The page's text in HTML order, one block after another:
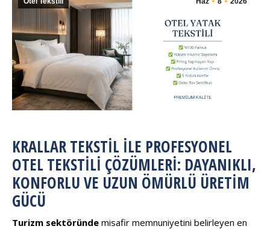
KRALLAR TEKSTIL ILE PROFESYONEL
OTEL TEKSTILI ÇÖZÜMLERI: DAYANIKLI,
KONFORLU VE UZUN ÖMÜRLÜ ÜRETIM
GÜCÜ
Turizm sektöründe misafir memnuniyetini belirleyen en